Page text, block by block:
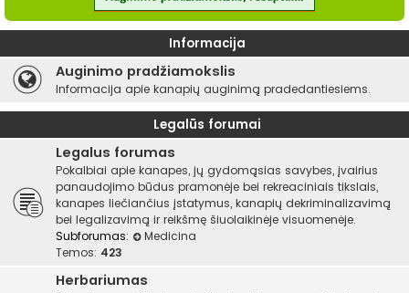
Informacija
Auginimo pradžiamokslis
Informacija apie kanapių auginimą pradedantiesiems.
Legalūs forumai
Legalus forumas
Pokalbiai apie kanapes, jų gydomąsias savybes, įvairius
panaudojimo būdus pramonėje bei rekreaciniais tikslais,
kanapes liečiančius įstatymus, kanapių dekriminalizavimą
bei legalizavimą ir reikšmę šiuolaikinėje visuomenėje.
Subforumas:
Medicina
Temos: 423
Herbariumas